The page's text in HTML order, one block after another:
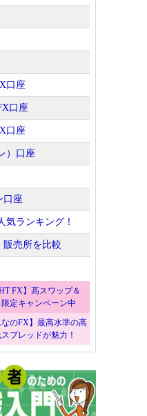
口座
口座
口座
）口座
口座
気ランキング！
販売所を比較
FX】高スワップ＆
定キャンペーン中
なのFX】最高水準の高
プレッドが魅力！